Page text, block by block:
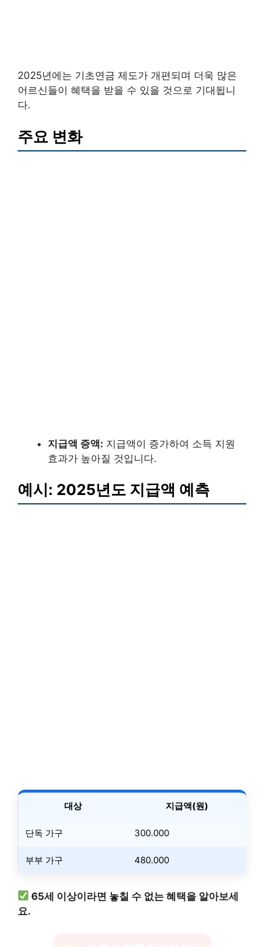
2025년에는 기초연금 제도가 개편되며 더욱 많은
어르신들이 혜택을 받을 수 있을 것으로 기대됩니
다.
주요 변화
지급액 증액: 지급액이 증가하여 소득 지원
효과가 높아질 것입니다.
예시: 2025년도 지급액 예측
대상 지급액(원)
단독 가구 300.000
부부 가구 480.000
65세 이상이라면 놓칠 수 없는 혜택을 알아보세
요.